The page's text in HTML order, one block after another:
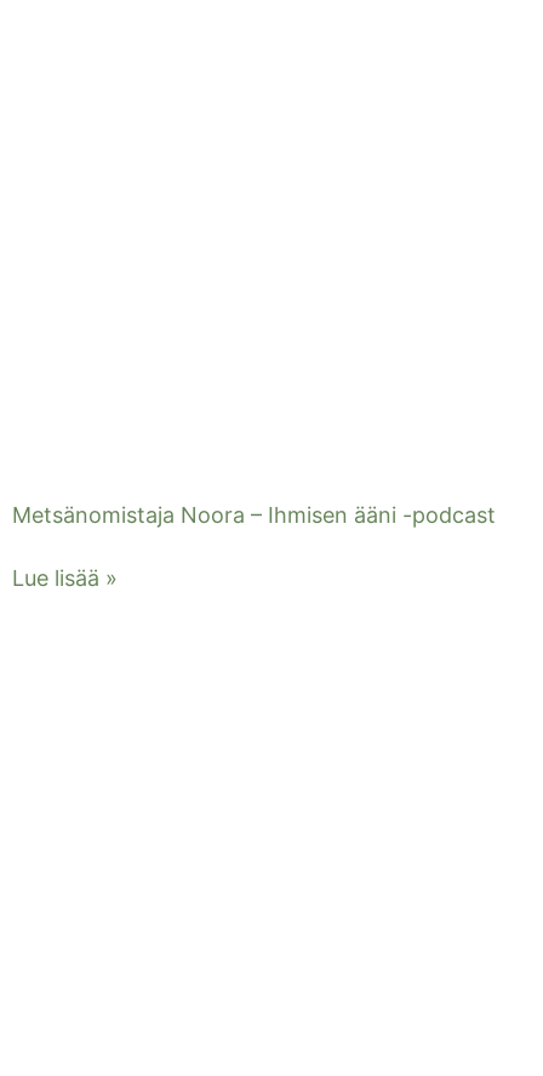
Metsänomistaja Noora – Ihmisen ääni -podcast
Lue lisää »